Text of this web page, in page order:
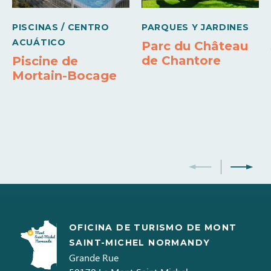
Ducha
1,25€
PISCINAS / CENTRO
ACUÁTICO
Piscine de
Mortain-Bocage
PARQUES Y JARDINES
Parc du Château
de Chantore
OFICINA DE TURISMO DE MONT
SAINT-MICHEL NORMANDY
Grande Rue